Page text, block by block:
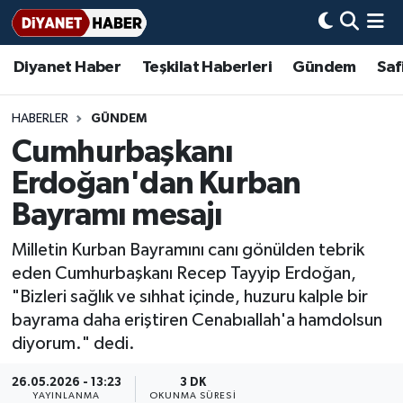
Diyanet Haber Teşkilat Haberleri Gündem
HABERLER GÜNDEM
Cumhurbaşkanı
Erdoğan'dan Kurban
Bayramı mesajı
Milletin Kurban Bayramını canı gönülden tebrik
eden Cumhurbaşkanı Recep Tayyip Erdoğan,
"Bizleri sağlık ve sıhhat içinde, huzuru kalple bir
bayrama daha eriştiren Cenabıallah'a hamdolsun
diyorum." dedi.
26.05.2026 - 13:23
YAYINLANMA
3 DK
OKUNMA SÜRESI
Diyanet Haber
Teşkilat Haberleri
Adana Müftülüğü
Adıyaman Müftülüğü
Afyonkarahisar Müftülüğü
Ağrı Müftülüğü
Aksaray Müftülüğü
Amasya Müftülüğü
Ankara Müftülüğü
Antalya Müftülüğü
Gündem
#Keşfet
Bir Ayet
Bir Hikaye
Biyografiler
Dini kavramlar
Diyanet Bilgi
Diyanet Takvimi
Dualar
Hadislerle İslam
Basında Bugün
DİYANET eKİTAP
Diyanet Dergi
Aile Dergisi
Aylık Dergi
TDV
İmam Hatip Okulları
Başmakale
Hadis-i Şerifler
Hayat Okumaları
Nöbetçi Eczaneler
Hava Durumu
Ankara Namaz Vakitleri
Trafik Durumu
Süper Lig Puan Durumu ve Fikstür
Tüm Manşetler
Son Dakika Haberleri
Haber Arşivi